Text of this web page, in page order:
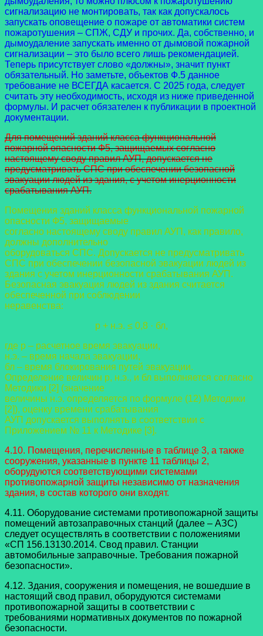
сигнализацию не монтировать, так как допускалось
запускать оповещение о пожаре от автоматики систем
пожаротушения – СПЖ, СДУ и прочих. Да, собственно, и
дымоудаление запускать именно от дымовой пожарной
сигнализации – это было всего лишь рекомендацией.
Теперь присутствует слово «должны», значит пункт
обязательный. Но заметьте, объектов Ф.5 данное
требование не ВСЕГДА касается. С 2025 года, следует
считать эту необходимость, исходя из ниже приведенной
формулы. И расчет обязателен к публикации в проектной
документации.
Для помещений зданий класса функциональной
пожарной опасности Ф5, защищаемых согласно
настоящему своду правил АУП, допускается не
предусматривать СПС при обеспечении безопасной
эвакуации людей из здания, с учетом инерционности
срабатывания АУП.
Помещения зданий класса функциональной пожарной
опасности Ф5, защищаемые
согласно настоящему своду правил АУП, как правило,
должны дополнительно
оборудоваться СПС. Допускается не предусматривать
СПС при обеспечении безопасной эвакуации людей из
здания с учетом инерционности срабатывания АУП.
Безопасная эвакуация людей из здания считается
обеспеченной при соблюдении
неравенства:
р + н.э. ≤ 0,8 · бл,
где р – расчетное время эвакуации,
н.э. – время начала эвакуации,
бл – время блокирования путей эвакуации.
Определение величин р, н.э., и бл выполняется согласно
Методики [2] (значение
величины н.э. определяется по формуле (12) Методики
[2]), оценку времени срабатывания
АУП допускается выполнять в соответствии с
Приложением № 11 к Методике [3].
4.10. Помещения, перечисленные в таблице 3, а также
сооружения, указанные в пункте 11 таблицы 2,
оборудуются соответствующими системами
противопожарной защиты независимо от назначения
здания, в состав которого они входят.
4.11. Оборудование системами противопожарной защиты
помещений автозаправочных станций (далее – АЗС)
следует осуществлять в соответствии с положениями
«СП 156.13130.2014. Свод правил. Станции
автомобильные заправочные. Требования пожарной
безопасности».
4.12. Здания, сооружения и помещения, не вошедшие в
настоящий свод правил, оборудуются системами
противопожарной защиты в соответствии с
требованиями нормативных документов по пожарной
безопасности.